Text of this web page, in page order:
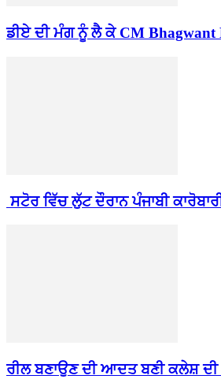
ਡੀਏ ਦੀ ਮੰਗ ਨੂੰ ਲੈ ਕੇ CM Bhagwant
ਸਟੋਰ ਵਿੱਚ ਲੁੱਟ ਦੌਰਾਨ ਪੰਜਾਬੀ
ਰੀਲ ਬਣਾਉਣ ਦੀ ਆਦਤ ਬਣੀ ਕਲੇਸ਼ ਦੀ